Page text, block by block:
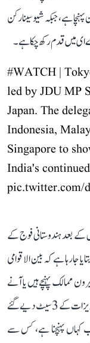
ہے، جبکہ شیوسینا رکن
ای میں قدم رکھ چکا ہے۔
#WATCH |
led by JDU MP
Japan. The
Indonesia,
Singapore to
India's
pic.twitter.com/
کے بعد ہندوستانی فوج کے
جا رہا ہے کہ بین الاقوامی
ممالک پہنچے ہیں یا آنے
والے دنوں میں بیرون ممالک جانے والے ہیں، ان کو دستاویزات کے 3 سیٹ دیے گئے
کہاں پہنچنا ہے، کس سے